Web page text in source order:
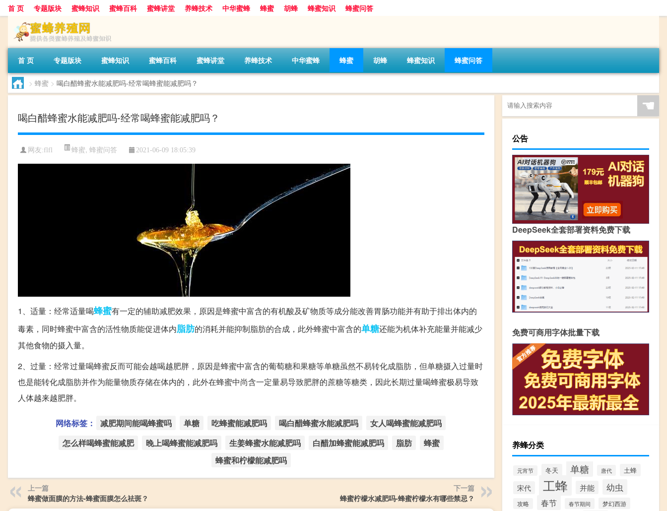
首 页 专题版块 蜜蜂知识 蜜蜂百科 蜜蜂讲堂 养蜂技术 中华蜜蜂 蜂蜜 胡蜂 蜂蜜知识 蜂蜜问答
首 页 专题版块 蜜蜂知识 蜜蜂百科 蜜蜂讲堂 养蜂技术 中华蜜蜂 蜂蜜 胡蜂 蜂蜜知识 蜂蜜问答
> 蜂蜜 > 喝白醋蜂蜜水能减肥吗-经常喝蜂蜜能减肥吗？
喝白醋蜂蜜水能减肥吗-经常喝蜂蜜能减肥吗？
网友:flfl 蜂蜜, 蜂蜜问答 2021-06-09 18:05:39
1、适量：经常适量喝蜂蜜有一定的辅助减肥效果，原因是蜂蜜中富含的有机酸及矿物质等成分能改善胃肠功能并有助于排出体内的
毒素，同时蜂蜜中富含的活性物质能促进体内脂肪的消耗并能抑制脂肪的合成，此外蜂蜜中富含的单糖还能为机体补充能量并能减少
其他食物的摄入量。
2、过量：经常过量喝蜂蜜反而可能会越喝越肥胖，原因是蜂蜜中富含的葡萄糖和果糖等单糖虽然不易转化成脂肪，但单糖摄入过量时
也是能转化成脂肪并作为能量物质存储在体内的，此外在蜂蜜中尚含一定量易导致肥胖的蔗糖等糖类，因此长期过量喝蜂蜜极易导致
人体越来越肥胖。
网络标签： 减肥期间能喝蜂蜜吗 单糖 吃蜂蜜能减肥吗 喝白醋蜂蜜水能减肥吗
女人喝蜂蜜能减肥吗
怎么样喝蜂蜜能减肥
晚上喝蜂蜜能减肥吗 生姜蜂蜜水能减肥吗 白醋加蜂蜜能减肥吗 脂肪
蜂蜜
蜂蜜和柠檬能减肥吗
上一篇
蜂蜜做面膜的方法-蜂蜜面膜怎么祛斑？
下一篇
蜂蜜柠檬水减肥吗-蜂蜜柠檬水有哪些禁忌？
☚
公告
DeepSeek全套部署资料免费下载
免费可商用字体批量下载
养蜂分类
元宵节 冬天 单糖 唐代 土蜂
宋代 工蜂 并能 幼虫
攻略 春节 春节期间 梦幻西游